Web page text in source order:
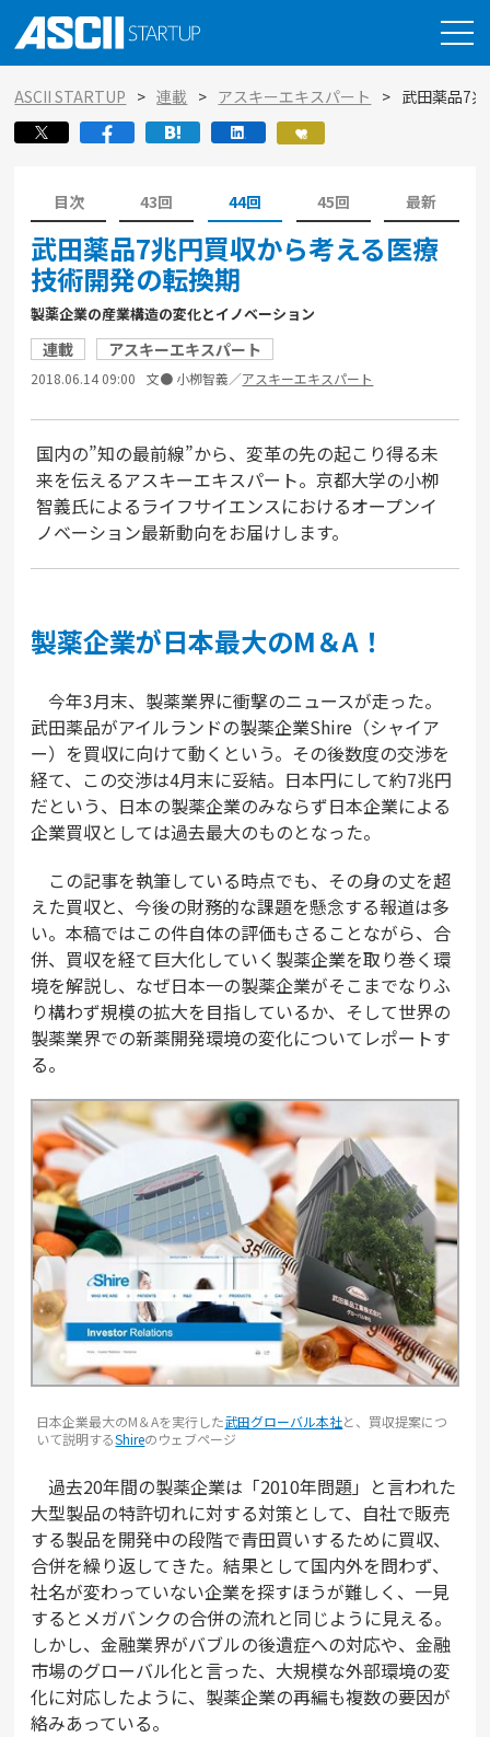
ASCII STARTUP 連載 アスキーエキスパート 武田薬品7
目次 43回 44回 45回 最新
武田薬品7兆円買収から考える医療
技術開発の転換期
製薬企業の産業構造の変化とイノベーション
連載 アスキーエキスパート
2018.06.14 09:00 文● 小栁智義／アスキーエキスパート
国内の”知の最前線”から、変革の先の起こり得る未
来を伝えるアスキーエキスパート。京都大学の小栁
智義氏によるライフサイエンスにおけるオープンイ
ノベーション最新動向をお届けします。
製薬企業が日本最大のM＆A！
今年3月末、製薬業界に衝撃のニュースが走った。
武田薬品がアイルランドの製薬企業Shire（シャイア
ー）を買収に向けて動くという。その後数度の交渉を
経て、この交渉は4月末に妥結。日本円にして約7兆円
だという、日本の製薬企業のみならず日本企業による
企業買収としては過去最大のものとなった。
この記事を執筆している時点でも、その身の丈を超
えた買収と、今後の財務的な課題を懸念する報道は多
い。本稿ではこの件自体の評価もさることながら、合
併、買収を経て巨大化していく製薬企業を取り巻く環
境を解説し、なぜ日本一の製薬企業がそこまでなりふ
り構わず規模の拡大を目指しているか、そして世界の
製薬業界での新薬開発環境の変化についてレポートす
る。
日本企業最大のM＆Aを実行した武田グローバル本社と、買収提案につ
いて説明するShireのウェブページ
過去20年間の製薬企業は「2010年問題」と言われた
大型製品の特許切れに対する対策として、自社で販売
する製品を開発中の段階で青田買いするために買収、
合併を繰り返してきた。結果として国内外を問わず、
社名が変わっていない企業を探すほうが難しく、一見
するとメガバンクの合併の流れと同じように見える。
しかし、金融業界がバブルの後遺症への対応や、金融
市場のグローバル化と言った、大規模な外部環境の変
化に対応したように、製薬企業の再編も複数の要因が
絡みあっている。